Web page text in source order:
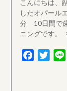
こんにちは、
したオパール
分 10日間で
ニングです。
Facebook